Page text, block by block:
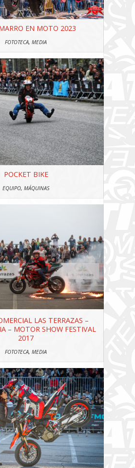
EN MOTO 2023
FOTOTECA, MEDIA
POCKET BIKE
EQUIPO, MÁQUINAS
LAS TERRAZAS –
– MOTOR SHOW FESTIVAL
2017
FOTOTECA, MEDIA